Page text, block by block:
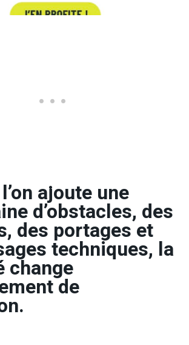
ajoute une
d’obstacles, des
des portages et
techniques, la
change
de